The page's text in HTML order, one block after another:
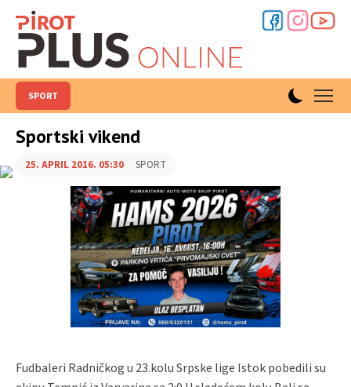
SPORT
Sportski vikend
25. APRIL 2016. 05:30 SPORT
Fudbaleri Radničkog u 23.kolu Srpske lige Istok pobedili su